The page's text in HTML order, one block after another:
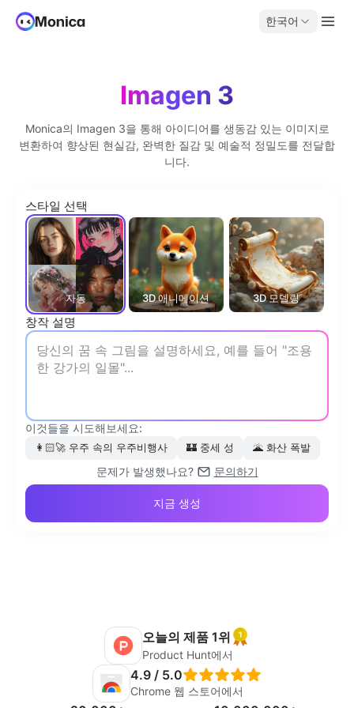
한국어
Imagen 3
Monica의 Imagen 3을 통해 아이디어를 생동감 있는 이미지로
변환하여 향상된 현실감, 완벽한 질감 및 예술적 정밀도를 전달합
니다.
스타일 선택
자동 3D 애니메이션 3D 모델링
창작 설명
이것들을 시도해보세요:
👩🏻‍🚀 우주 속의 우주비행사 🏰 중세 성 🌋 화산 폭발
문제가 발생했나요? 문의하기
지금 생성
오늘의 제품 1위
Product Hunt에서
4.9 / 5.0
Chrome 웹 스토어에서